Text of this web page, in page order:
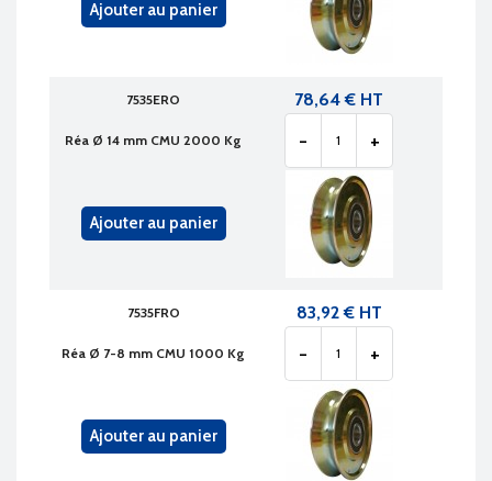
Ajouter au panier
7535ERO
Réa Ø 14 mm CMU 2000 Kg
78,64 € HT
- +
Ajouter au panier
7535FRO
Réa Ø 7-8 mm CMU 1000 Kg
83,92 € HT
- +
Ajouter au panier